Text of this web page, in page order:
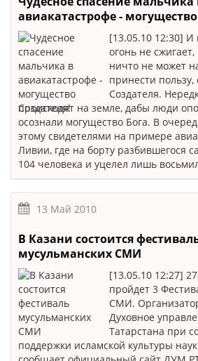
авиакатастрофе -
[13.05.10 12:30] И
огонь не
ничто не может
принести
Создателя.
происходят на земле, дабы люди
осознали могущество Бога. В
этому свидетелями на примере
Ливии, где на борту разбившегося
104 человека и уцелел лишь
13 Май 2010
В Казани состоится
мусульманских СМИ
[13.05.10 12:27]
пройдет 3
СМИ.
Духовное
Татарстана при
поддержки исламской культуры